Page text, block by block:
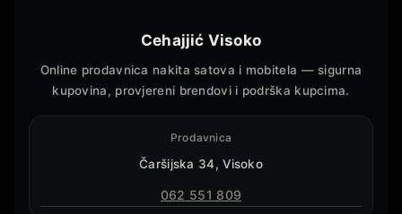
Cehajjić Visoko
Online prodavnica nakita satova i mobitela — sigurna
kupovina, provjereni brendovi i podrška kupcima.
Prodavnica
Čaršijska 34, Visoko
062 551 809